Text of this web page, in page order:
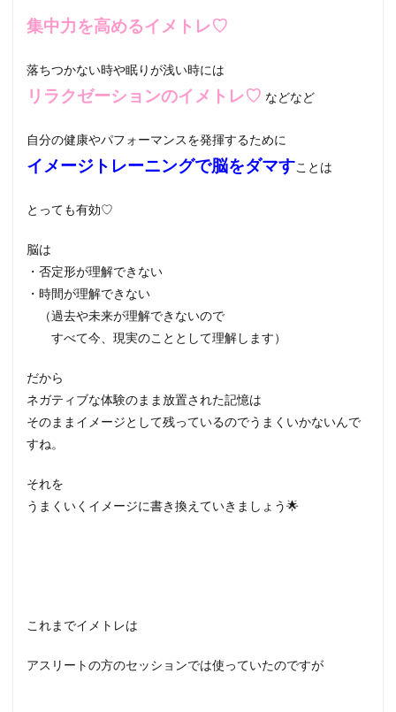
集中力を高めるイメトレ♡
落ちつかない時や眠りが浅い時には
リラクゼーションのイメトレ♡ などなど
自分の健康やパフォーマンスを発揮するために
イメージトレーニングで脳をダマすことは
とっても有効♡
脳は
・否定形が理解できない
・時間が理解できない
（過去や未来が理解できないので
すべて今、現実のこととして理解します）
だから
ネガティブな体験のまま放置された記憶は
そのままイメージとして残っているのでうまくいかないんで
すね。
それを
うまくいくイメージに書き換えていきましょう🌟
これまでイメトレは
アスリートの方のセッションでは使っていたのですが